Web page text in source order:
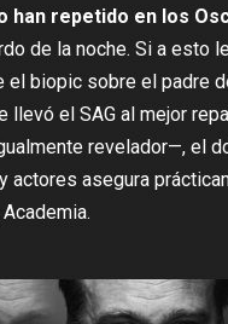
han repetido en los
de la noche. Si a esto
el biopic sobre el padre
llevó el SAG al mejor
revelador—, el
actores asegura